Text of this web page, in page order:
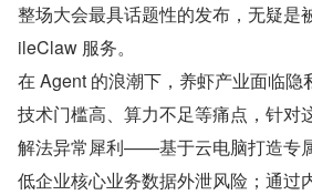
整场大会最具话题性的发布，无疑是
ileClaw 服务。
在 Agent 的浪潮下，养虾产业面临隐
技术门槛高、算力不足等痛点，针对
解法异常犀利——基于云电脑打造专
低企业核心业务数据外泄风险；通过